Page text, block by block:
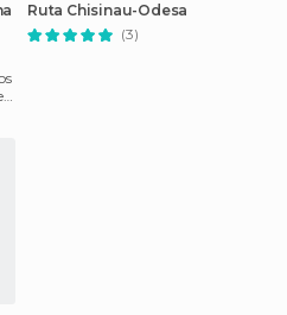
Ruta Chisinau-Odesa
(3)